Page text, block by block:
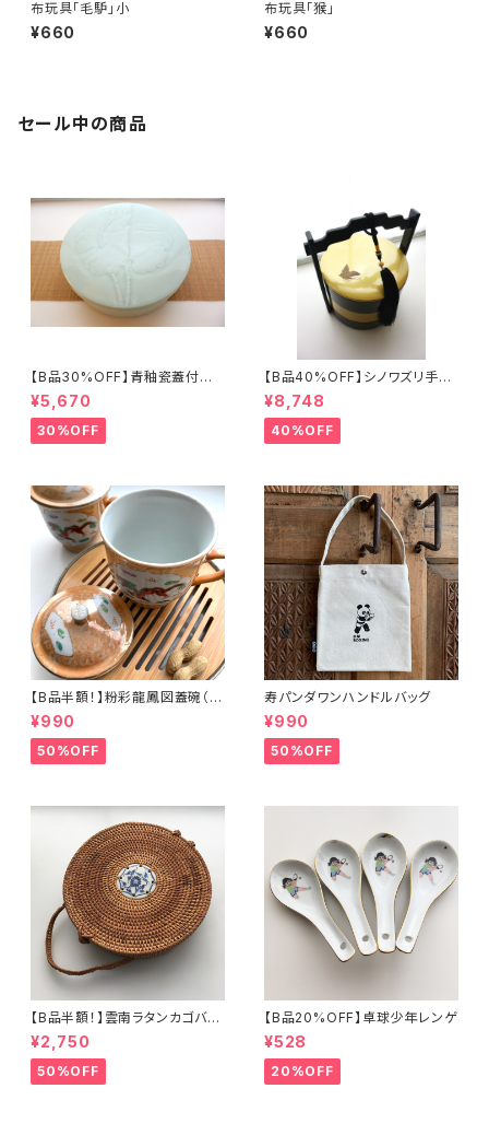
布玩具「毛馿」小
¥660
布玩具「猴」
¥660
セール中の商品
【B品30%OFF】青釉瓷蓋付盒
（蓮の実）
¥5,670
30%OFF
【B品40%OFF】シノワズリ手提
げ三段重「バタフライ」
¥8,748
40%OFF
【B品半額！】粉彩龍鳳図蓋碗（8
0年代景徳鎮デッドストック）
¥990
50%OFF
寿パンダワンハンドルバッグ
¥990
50%OFF
【B品半額！】雲南ラタンカゴバッ
グ
¥2,750
50%OFF
【B品20%OFF】卓球少年レンゲ
¥528
20%OFF